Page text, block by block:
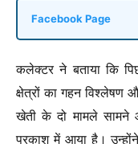
Facebook Page
कलेक्टर ने बताया कि
क्षेत्रों का गहन विश्लेषण
खेती के दो मामले सामने
प्रकाश में आया है।